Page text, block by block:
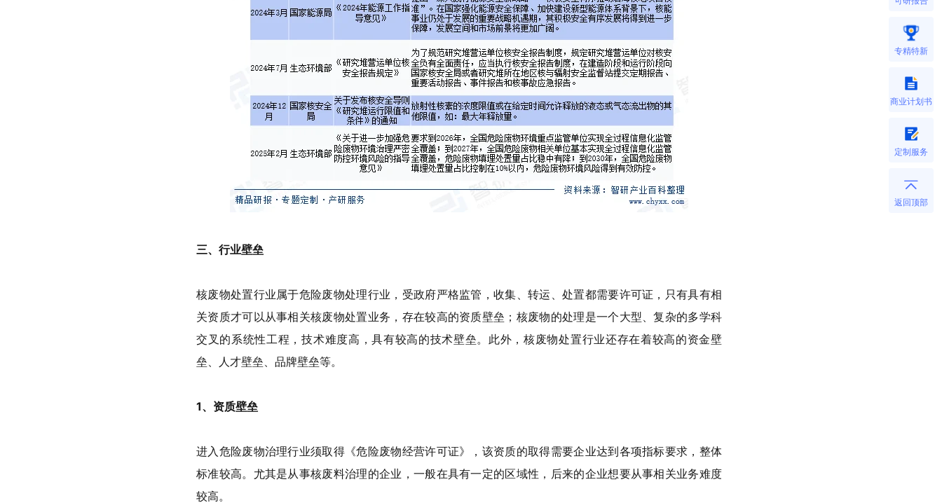
三、行业壁垒
核废物处置行业属于危险废物处理行业，受政府严格监管，收集、转运、处置都需要许可证，只有具有相
关资质才可以从事相关核废物处置业务，存在较高的资质壁垒；核废物的处理是一个大型、复杂的多学科
交叉的系统性工程，技术难度高，具有较高的技术壁垒。此外，核废物处置行业还存在着较高的资金壁
垒、人才壁垒、品牌壁垒等。
1、资质壁垒
进入危险废物治理行业须取得《危险废物经营许可证》，该资质的取得需要企业达到各项指标要求，整体
标准较高。尤其是从事核废料治理的企业，一般在具有一定的区域性，后来的企业想要从事相关业务难度
较高。
专精特新
商业计划书
定制服务
返回顶部